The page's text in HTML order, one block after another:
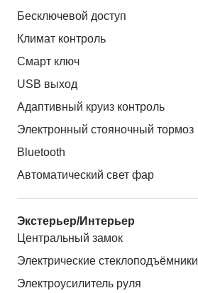
Бесключевой доступ
Климат контроль
Смарт ключ
USB выход
Адаптивный круиз контроль
Электронный стояночный тормоз
Bluetooth
Автоматический свет фар
Экстерьер/Интерьер
Центральный замок
Электрические стеклоподъёмники
Электроусилитель руля